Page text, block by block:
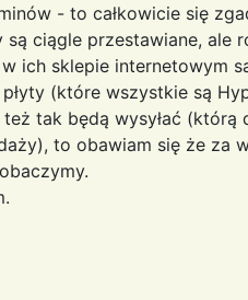
- to całkowicie się
są ciągle przestawiane, ale
ich sklepie internetowym
(które wszystkie są
też tak będą wysyłać
to obawiam się że za